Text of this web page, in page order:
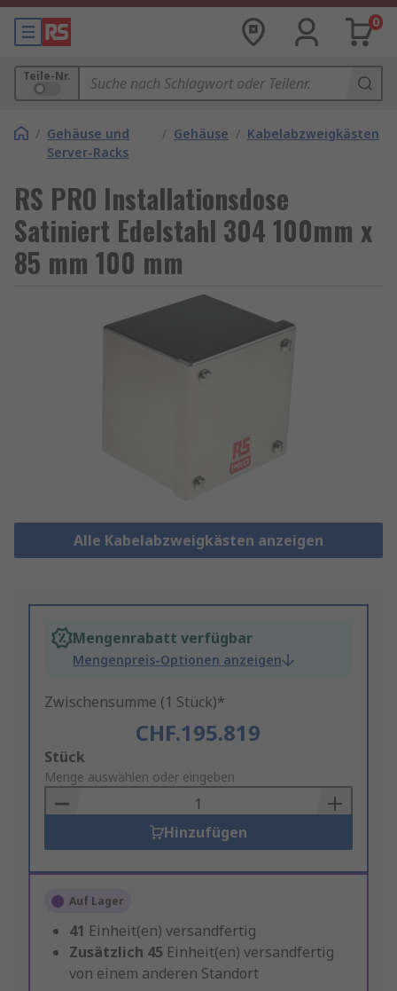
0
Teile-Nr.
/ Gehäuse und
Server-Racks
/ Gehäuse / Kabelabzweigkästen
RS PRO Installationsdose
Satiniert Edelstahl 304 100mm x
85 mm 100 mm
Alle Kabelabzweigkästen anzeigen
Mengenrabatt verfügbar
Mengenpreis-Optionen anzeigen
Zwischensumme (1 Stück)*
CHF.195.819
Add
to
Basket
Stück
Menge auswählen oder eingeben
Hinzufügen
Auf Lager
41 Einheit(en) versandfertig
Zusätzlich 45 Einheit(en) versandfertig
von einem anderen Standort